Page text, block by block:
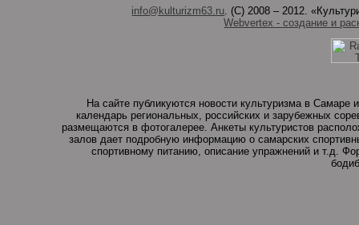
info@kulturizm63.ru. (C) 2008 – 2012.
Webvertex - создание и
На сайте публикуются новости культуризма в
календарь региональных, российских и зарубежных
размещаются в фотогалерее. Анкеты культуристов
залов дает подробную информацию о самарских
спортивному питанию, описание упражнений и т.д.